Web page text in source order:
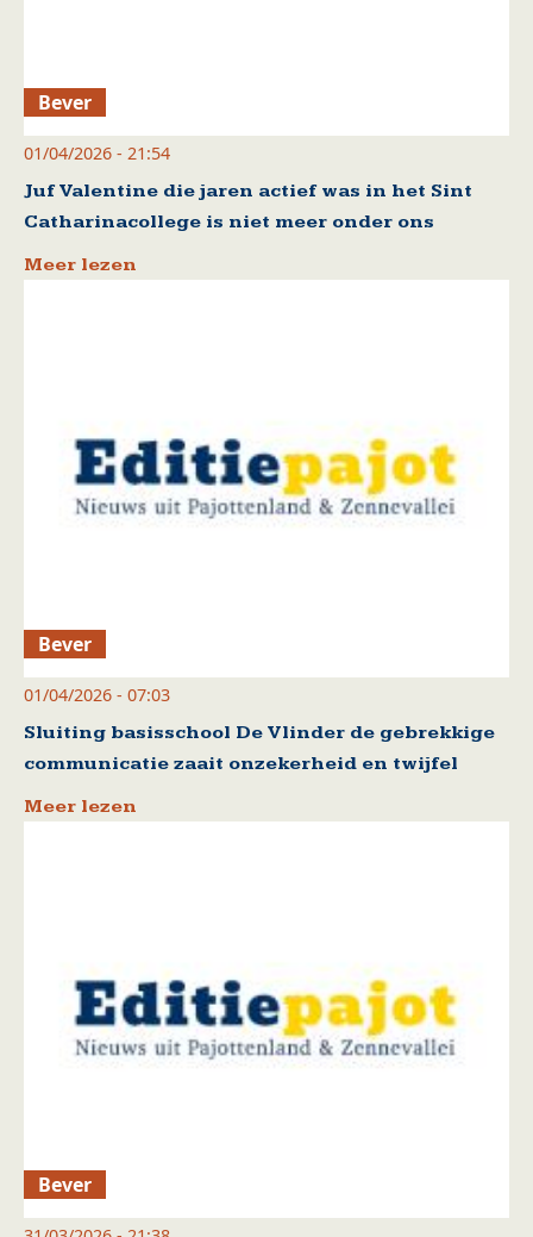
Bever
01/04/2026 - 21:54
Juf Valentine die jaren actief was in het Sint
Catharinacollege is niet meer onder ons
Meer lezen
Bever
01/04/2026 - 07:03
Sluiting basisschool De Vlinder de gebrekkige
communicatie zaait onzekerheid en twijfel
Meer lezen
Bever